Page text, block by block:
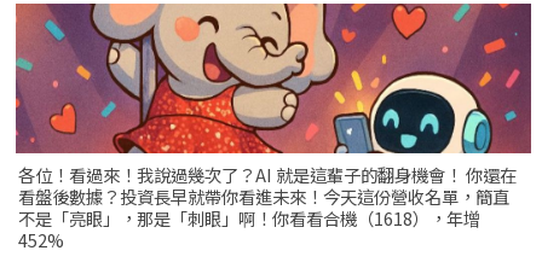
各位！看過來！我說過幾次了？AI 就是這輩子的翻身機會！ 你還在
看盤後數據？投資長早就帶你看進未來！今天這份營收名單，簡直
不是「亮眼」，那是「刺眼」啊！你看看合機（1618），年增
452%